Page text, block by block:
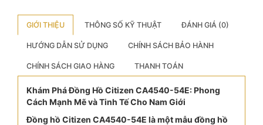
GIỚI THIỆU THÔNG SỐ KỸ THUẬT ĐÁNH GIÁ (0)
HƯỚNG DẪN SỬ DỤNG CHÍNH SÁCH BẢO HÀNH
CHÍNH SÁCH GIAO HÀNG THANH TOÁN
Khám Phá Đồng Hồ Citizen CA4540-54E: Phong
Cách Mạnh Mẽ và Tinh Tế Cho Nam Giới
Đồng hồ Citizen CA4540-54E là một mẫu đồng hồ